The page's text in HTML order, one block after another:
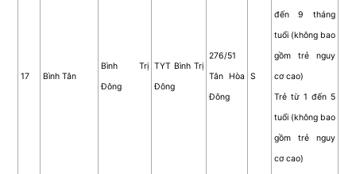
17 Bình Tân
Bình Trị
Đông
TYT Bình Trị
Đông
276/51
Tân Hòa
Đông
S
đến 9 tháng
tuổi (không bao
gồm trẻ nguy
cơ cao)
Trẻ từ 1 đến 5
tuổi (không bao
gồm trẻ nguy
cơ cao)